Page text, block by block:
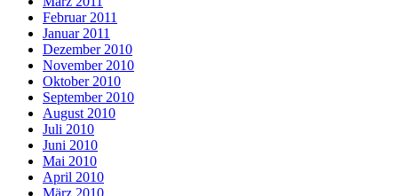
Februar 2011
Januar 2011
Dezember 2010
November 2010
Oktober 2010
September 2010
August 2010
Juli 2010
Juni 2010
Mai 2010
April 2010
März 2010